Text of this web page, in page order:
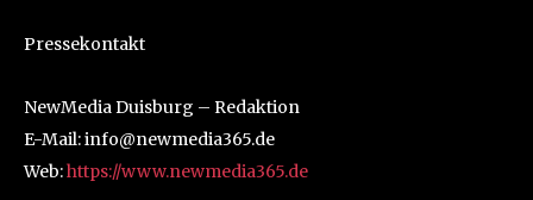
Pressekontakt
NewMedia Duisburg – Redaktion
E-Mail: info@newmedia365.de
Web:https://www.newmedia365.de